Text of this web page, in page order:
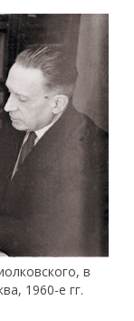
в
1960-е гг.